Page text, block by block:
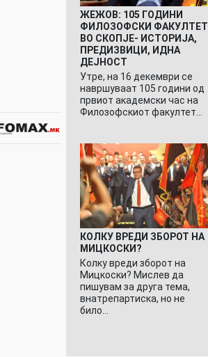
ЖЕЖОВ: 105 ГОДИНИ
ФИЛОЗОФСКИ ФАКУЛТЕТ
ВО СКОПЈЕ- ИСТОРИЈА,
ПРЕДИЗВИЦИ, ИДНА
ДЕЈНОСТ
Утре, на 16 декември се
навршуваат 105 години од
првиот академски час на
Филозофскиот факултет…
КОЛКУ ВРЕДИ ЗБОРОТ НА
МИЦКОСКИ?
Колку вреди зборот на
Мицкоски? Мислев да
пишувам за друга тема,
внатрепартиска, но не
било…